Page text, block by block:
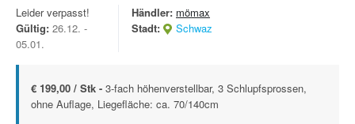
Leider verpasst!
Gültig: 26.12. -
05.01.
Händler: mömax
Stadt:
Schwaz
€ 199,00 / Stk - 3-fach höhenverstellbar, 3 Schlupfsprossen,
ohne Auflage, Liegefläche: ca. 70/140cm